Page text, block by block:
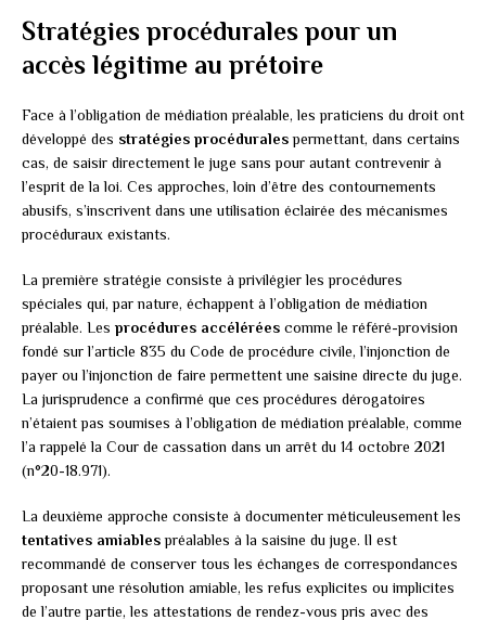
Stratégies procédurales pour un
accès légitime au prétoire
Face à l’obligation de médiation préalable, les praticiens du droit ont
développé des stratégies procéduralespermettant, dans certains
cas, de saisir directement le juge sans pour autant contrevenir à
l’esprit de la loi. Ces approches, loin d’être des contournements
abusifs, s’inscrivent dans une utilisation éclairée des mécanismes
procéduraux existants.
La première stratégie consiste à privilégier les procédures
spéciales qui, par nature, échappent à l’obligation de médiation
préalable. Les procédures accélérées comme le référé-provision
fondé sur l’article 835 du Code de procédure civile, l’injonction de
payer ou l’injonction de faire permettent une saisine directe du juge.
La jurisprudence a confirmé que ces procédures dérogatoires
n’étaient pas soumises à l’obligation de médiation préalable, comme
l’a rappelé la Cour de cassation dans un arrêt du 14 octobre 2021
(n°20-18.971).
La deuxième approche consiste à documenter méticuleusement les
tentatives amiablespréalables à la saisine du juge. Il est
recommandé de conserver tous les échanges de correspondances
proposant une résolution amiable, les refus explicites ou implicites
de l’autre partie, les attestations de rendez-vous pris avec des